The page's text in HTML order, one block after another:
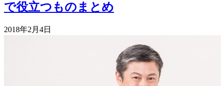
で役立つものまとめ
2018年2月4日